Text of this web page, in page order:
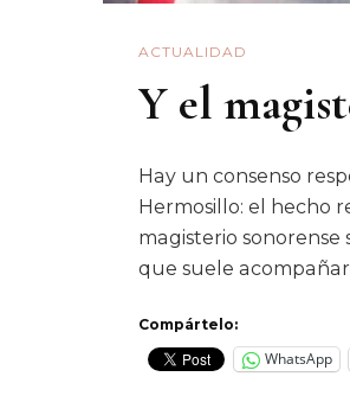
ACTUALIDAD
Y el
Hay un consenso
Hermosillo: el hecho
magisterio
que suele
Compártelo:
WhatsApp